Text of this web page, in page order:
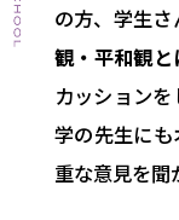
の方、学生
観・平和観と
カッション
学の先生に
重な意見を聞